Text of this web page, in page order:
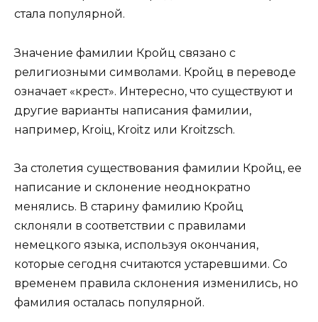
стала популярной.
Значение фамилии Кройц связано с
религиозными символами. Кройц в переводе
означает «крест». Интересно, что существуют и
другие варианты написания фамилии,
например, Kroiц, Kroitz или Kroitzsch.
За столетия существования фамилии Кройц, ее
написание и склонение неоднократно
менялись. В старину фамилию Кройц
склоняли в соответствии с правилами
немецкого языка, используя окончания,
которые сегодня считаются устаревшими. Со
временем правила склонения изменились, но
фамилия осталась популярной.